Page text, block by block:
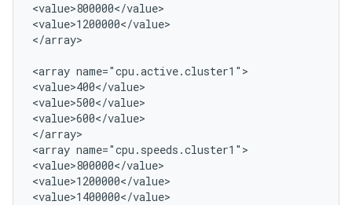
<value>800000</value>
<value>1200000</value>
</array>
<array name="cpu.active.cluster1">
<value>400</value>
<value>500</value>
<value>600</value>
</array>
<array name="cpu.speeds.cluster1">
<value>800000</value>
<value>1200000</value>
<value>1400000</value>